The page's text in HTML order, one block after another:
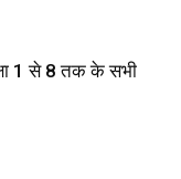
1 से 8 तक के सभी